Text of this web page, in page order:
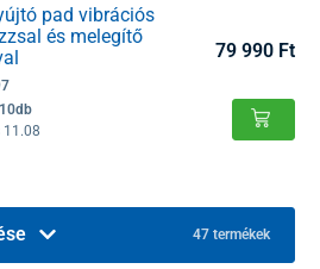
pad vibrációs
és melegítő
11.08
79 990 Ft
47 termékek